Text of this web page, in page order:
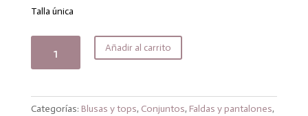
Talla única
Tenerife
Añadir al carrito
Categorías: Blusas y tops, Conjuntos, Faldas y pantalones,